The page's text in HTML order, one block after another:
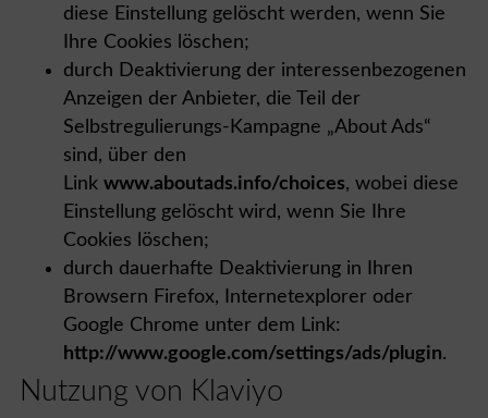
diese Einstellung gelöscht werden, wenn Sie
Ihre Cookies löschen;
durch Deaktivierung der interessenbezogenen
Anzeigen der Anbieter, die Teil der
Selbstregulierungs-Kampagne „About Ads“
sind, über den
Link www.aboutads.info/choices, wobei diese
Einstellung gelöscht wird, wenn Sie Ihre
Cookies löschen;
durch dauerhafte Deaktivierung in Ihren
Browsern Firefox, Internetexplorer oder
Google Chrome unter dem Link:
http://www.google.com/settings/ads/plugin.
Nutzung von Klaviyo